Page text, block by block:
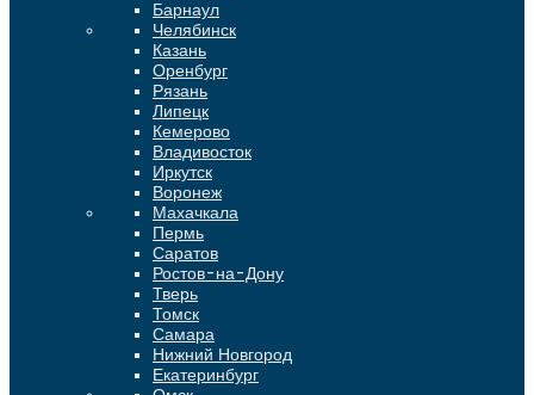
Барнаул
Челябинск
Казань
Оренбург
Рязань
Липецк
Кемерово
Владивосток
Иркутск
Воронеж
Махачкала
Пермь
Саратов
Ростов-на-Дону
Тверь
Томск
Самара
Нижний Новгород
Екатеринбург